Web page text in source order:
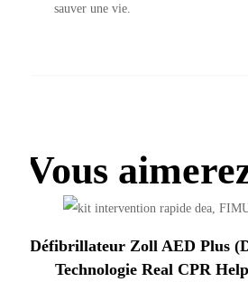
sauver une vie.
Vous
Défibrillateur Zoll AED Plus
Technologie Real CPR